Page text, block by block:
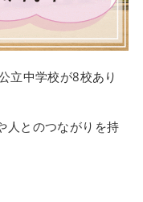
立中学校が8校あり
人とのつながりを持